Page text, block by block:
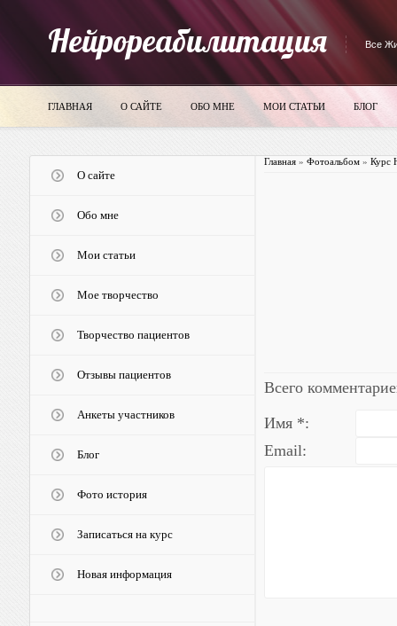
Нейрореабилитация Все
ГЛАВНАЯ О САЙТЕ ОБО МНЕ МОИ СТАТЬИ БЛОГ
О сайте
Обо мне
Мои статьи
Мое творчество
Творчество пациентов
Отзывы пациентов
Анкеты участников
Блог
Фото история
Записаться на курс
Новая информация
Главная» Фотоальбом» Курс
Всего
Имя *:
Email: